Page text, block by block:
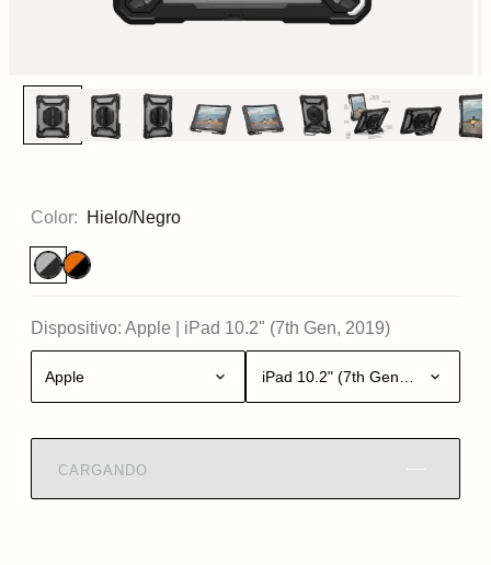
Color: Hielo/Negro
Dispositivo: Apple iPad 10.2" (7th Gen, 2019)
Apple iPad 10.2" (7th Gen, 2019)
CARGANDO